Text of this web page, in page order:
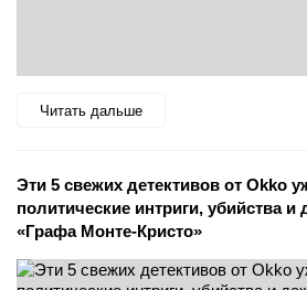
Читать дальше
Эти 5 свежих детективов от Okko
политические интриги, убийства и
«Графа Монте-Кристо»